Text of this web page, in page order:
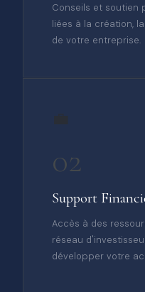
Conseils et soutien
liées à la création,
de votre entreprise.
02
Support
Accès à des
réseau
développer votre